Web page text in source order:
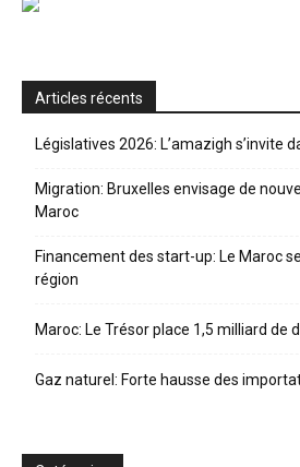
Articles récents
Législatives 2026: L’amazigh s’invite
Migration: Bruxelles envisage de
Maroc
Financement des start-up: Le Maroc
région
Maroc: Le Trésor place 1,5 milliard de
Gaz naturel: Forte hausse des